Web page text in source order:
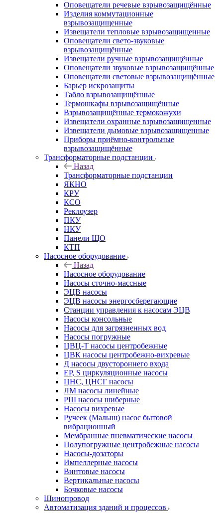
Оповещатели речевые взрывозащищённые
Изделия коммутационные
взрывозащищенные
Извещатели тепловые взрывозащищенные
Оповещатели свето-звуковые
взрывозащищённые
Извещатели ручные взрывозащищённые
Оповещатели звуковые взрывозащищённые
Оповещатели световые взрывозащищённые
Барьер искрозащиты
Табло взрывозащищённые
Термошкафы взрывозащищённые
Взрывозащищённые термокожухи
Извещатели охранные взрывозащищенные
Извещатели дымовые взрывозащищенные
Приборы приёмно-контрольные
взрывозащищённые
Трансформаторные подстанции
Назад
Трансформаторные подстанции
ЯКНО
КРУ
КСО
Реклоузер
ПКУ
НКУ
Панели ЩО
КТП
Насосное оборудование
Назад
Насосное оборудование
Насосы сточно-массные
ЭЦВ насосы
ЭЦВ насосы энергосберегающие
Станции управления к насосам ЭЦВ
Насосы консольные
Насосы для загрязненных вод
Насосы погружные
ЦВЦ-Т насосы центробежные
ЦВК насосы центробежно-вихревые
Д насосы двустороннего входа
EP, S циркуляционные насосы
ЦНС, ЦНСГ насосы
ЛМ насосы линейные
РШ насосы шиберные
Насосы вихревые
Ручеек (Малыш) насос бытовой
вибрационный
Мембранные пневматические насосы
Полупогружные центробежные насосы
Насосы-дозаторы
Импеллерные насосы
Винтовые насосы
Вертикальные насосы
Бочковые насосы
Шинопровод
Автоматизация зданий и процессов